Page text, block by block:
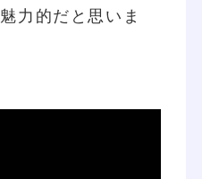
力的だと思いま